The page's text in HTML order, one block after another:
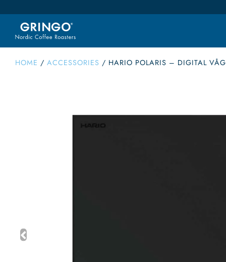
HOME / ACCESSORIES / HARIO POLARIS – DIGITAL VÅG